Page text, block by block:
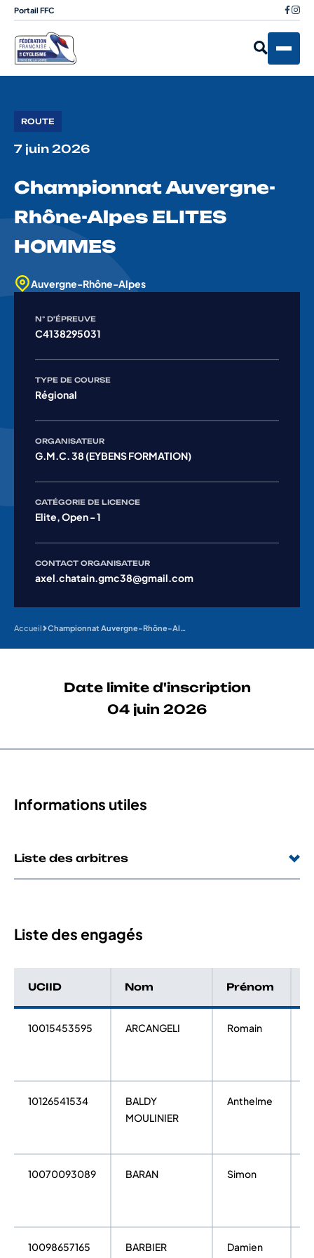
Portail FFC
ROUTE
7 juin 2026
Championnat Auvergne-
Rhône-Alpes ELITES
HOMMES
Auvergne-Rhône-Alpes
N° D'ÉPREUVE
C4138295031
TYPE DE COURSE
Régional
ORGANISATEUR
G.M.C. 38 (EYBENS FORMATION)
CATÉGORIE DE LICENCE
Elite, Open - 1
CONTACT ORGANISATEUR
axel.chatain.gmc38@gmail.com
Accueil Championnat Auvergne-Rhône-Alpes ELITES HOMMES
Date limite d'inscription
04 juin 2026
Informations utiles
Liste des arbitres
Liste des engagés
UCIID Nom Prénom
10015453595 ARCANGELI Romain
10126541534
BALDY
MOULINIER
Anthelme
10070093089 BARAN Simon
10098657165 BARBIER Damien